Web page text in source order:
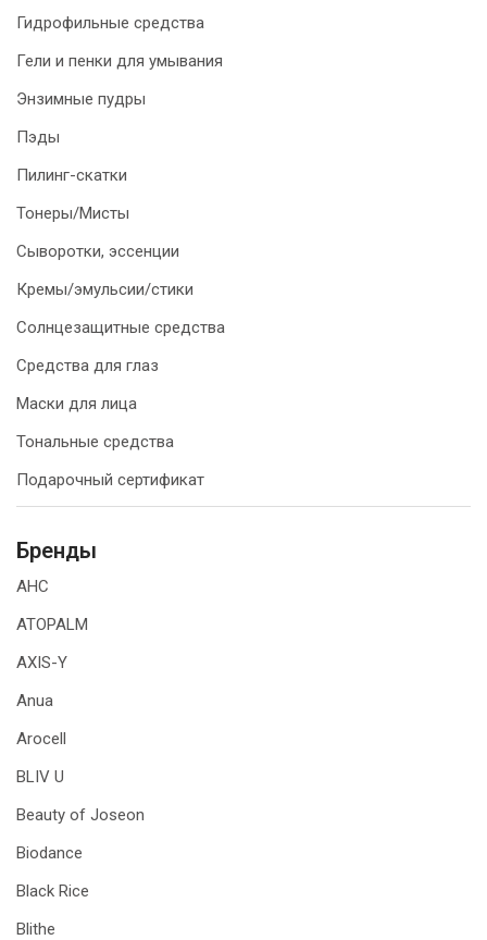
Гидрофильные средства
Гели и пенки для умывания
Энзимные пудры
Пэды
Пилинг-скатки
Тонеры/Мисты
Сыворотки, эссенции
Кремы/эмульсии/стики
Солнцезащитные средства
Средства для глаз
Маски для лица
Тональные средства
Подарочный сертификат
Бренды
AHC
ATOPALM
AXIS-Y
Anua
Arocell
BLIV U
Beauty of Joseon
Biodance
Black Rice
Blithe